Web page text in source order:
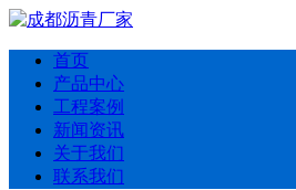
首页
产品中心
工程案例
新闻资讯
关于我们
联系我们